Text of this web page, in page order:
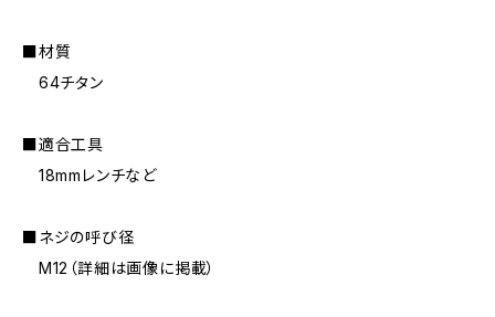
■材質
64チタン
■適合工具
18mmレンチなど
■ネジの呼び径
M12（詳細は画像に掲載）